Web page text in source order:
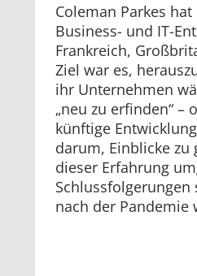
Coleman Parkes
Business- und IT-
Frankreich,
Ziel war es,
ihr Unternehmen
„neu zu erfinden“ –
künftige
darum, Einblicke
dieser Erfahrung
nach der Pandemie